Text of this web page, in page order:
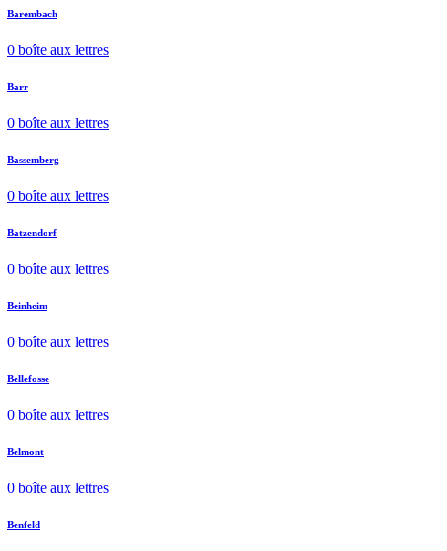
Barembach
0 boîte aux lettres
Barr
0 boîte aux lettres
Bassemberg
0 boîte aux lettres
Batzendorf
0 boîte aux lettres
Beinheim
0 boîte aux lettres
Bellefosse
0 boîte aux lettres
Belmont
0 boîte aux lettres
Benfeld